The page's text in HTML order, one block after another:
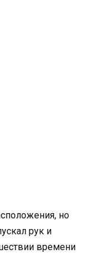
но
рук и
времени